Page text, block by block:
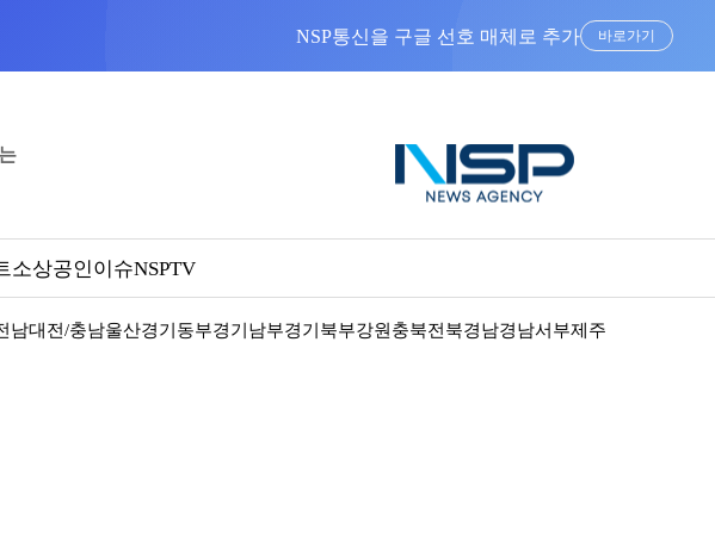
NSP통신을 구글 선호 매체로 추가 바로가기
소상공인이슈NSPTV
남대전/충남울산경기동부경기남부경기북부강원 충북전북경남경남서부제주